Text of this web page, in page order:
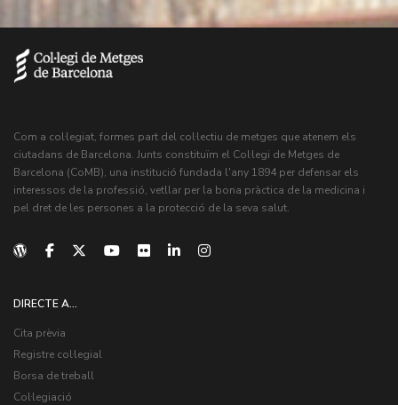
Com a col·legiat, formes part del col·lectiu de metges que atenem els
ciutadans de Barcelona. Junts constituïm el Col·legi de Metges de
Barcelona (CoMB), una institució fundada l'any 1894 per defensar els
interessos de la professió, vetllar per la bona pràctica de la medicina i
pel dret de les persones a la protecció de la seva salut.
DIRECTE A...
Cita prèvia
Registre col·legial
Borsa de treball
Col·legiació